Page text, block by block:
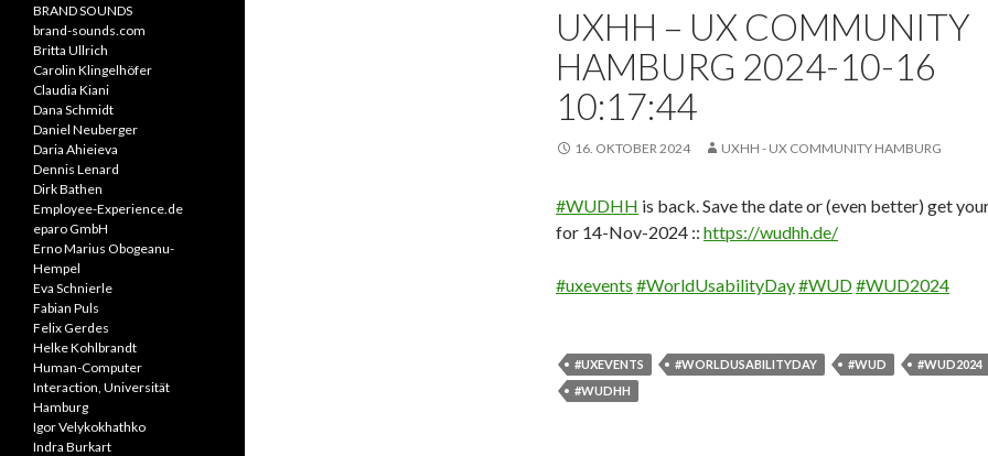
UXHH – UX COMMUNITY
HAMBURG 2024-10-16
10:17:44
16. OKTOBER 2024 UXHH - UX COMMUNITY HAMBURG
#WUDHH is back. Save the date or (even better) get
for 14-Nov-2024 :: https://wudhh.de/
#uxevents #WorldUsabilityDay#WUD#WUD2024
#UXEVENTS #WORLDUSABILITYDAY #WUD
#WUD2024
#WUDHH
BRAND SOUNDS
brand-sounds.com
Britta Ullrich
Carolin Klingelhöfer
Claudia Kiani
Dana Schmidt
Daniel Neuberger
Daria Ahieieva
Dennis Lenard
Dirk Bathen
Employee-Experience.de
eparo GmbH
Erno Marius Obogeanu-
Hempel
Eva Schnierle
Fabian Puls
Felix Gerdes
Helke Kohlbrandt
Human-Computer
Interaction, Universität
Hamburg
Igor Velykokhathko
Indra Burkart